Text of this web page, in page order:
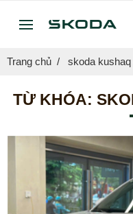
Trang chủ skoda kushaq
TỪ KHÓA: